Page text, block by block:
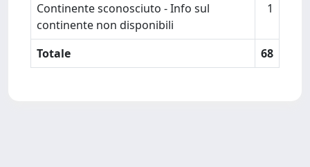
Continente sconosciuto - Info sul
continente non disponibili
1
Totale 68